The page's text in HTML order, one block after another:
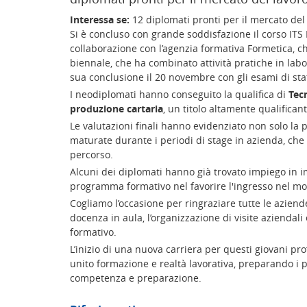
Interessa se: 12 diplomati pronti per il mercato del
Si è concluso con grande soddisfazione il corso
collaborazione con l’agenzia formativa Formetica,
biennale, che ha combinato attività pratiche in
sua conclusione il 20 novembre con gli esami di
I neodiplomati hanno conseguito la qualifica di
produzione cartaria, un titolo altamente
Le valutazioni finali hanno evidenziato non solo la
maturate durante i periodi di stage in azienda,
percorso.
Alcuni dei diplomati hanno già trovato impiego in
programma formativo nel favorire l'ingresso nel
Cogliamo l’occasione per ringraziare tutte le
docenza in aula, l’organizzazione di visite
formativo.
L’inizio di una nuova carriera per questi giovani
unito formazione e realtà lavorativa, preparando
competenza e preparazione.